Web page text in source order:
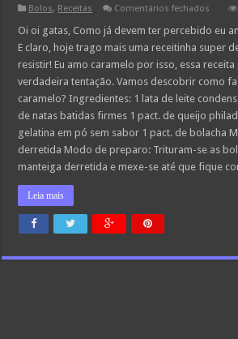
Bolos, Receitas Comentários fechados
de
Oi oi gatas, Como já devem ter percebido eu
E claro, hoje trago mais uma receitinha super
resistir! Eu amo caramelo por isso, essa
verdadeira tentação. Vamos descobrir como
caramelo? Ingredientes: 1 lata de leite
de natas batidas firmes 1 pact. de queijo
gelatina em pó sem sabor 1 pact. de bolacha
derretida Modo de preparo: Trituram-se as
manteiga derretida e mexe-se até que fique
Leia mais